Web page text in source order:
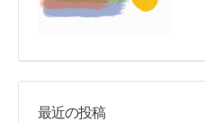
最近の投稿